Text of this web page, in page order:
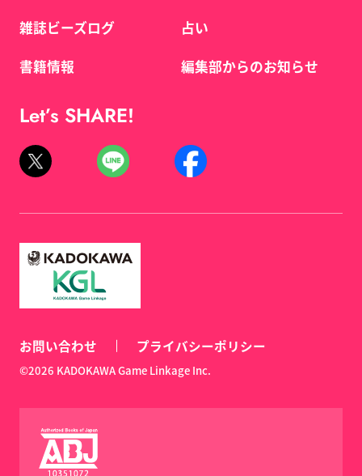
雑誌ビーズログ
書籍情報
占い
編集部からのお知らせ
Let’s SHARE!
お問い合わせ プライバシーポリシー
©2026 KADOKAWA Game Linkage Inc.